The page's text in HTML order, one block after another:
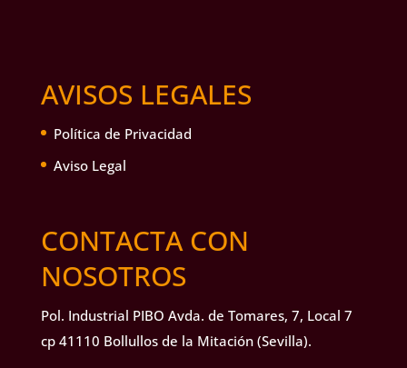
AVISOS LEGALES
Política de Privacidad
Aviso Legal
CONTACTA CON
NOSOTROS
Pol. Industrial PIBO Avda. de Tomares, 7, Local 7
cp 41110 Bollullos de la Mitación (Sevilla).